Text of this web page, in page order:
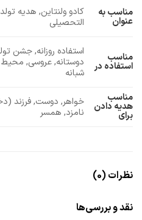
مناسب به
عنوان
کادو ولنتاین, هدیه
التحصیلی
مناسب
استفاده در
استفاده روزانه, جشن
دوستانه, عروسی,
شبانه
مناسب
هدیه دادن
برای
خواهر, دوست, فرزند
نامزد, همسر
نظرات (0)
نقد و بررسی‌ها